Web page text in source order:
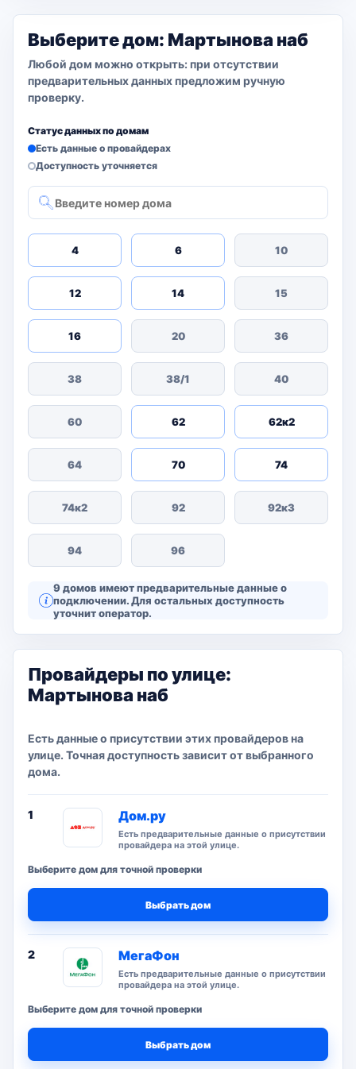
Выберите дом: Мартынова наб
Любой дом можно открыть: при отсутствии
предварительных данных предложим ручную
проверку.
Статус данных по домам
Есть данные о провайдерах
Доступность уточняется
4 6 10
12 14 15
16 20 36
38 38/1 40
60 62 62к2
64 70 74
74к2 92 92к3
94 96
9 домов имеют предварительные данные о
подключении. Для остальных доступность
уточнит оператор.
Провайдеры по улице:
Мартынова наб
Есть данные о присутствии этих провайдеров на
улице. Точная доступность зависит от выбранного
дома.
1 Дом.ру
Есть предварительные данные о присутствии
провайдера на этой улице.
Выберите дом для точной проверки
Выбрать дом
2 МегаФон
Есть предварительные данные о присутствии
провайдера на этой улице.
Выберите дом для точной проверки
Выбрать дом